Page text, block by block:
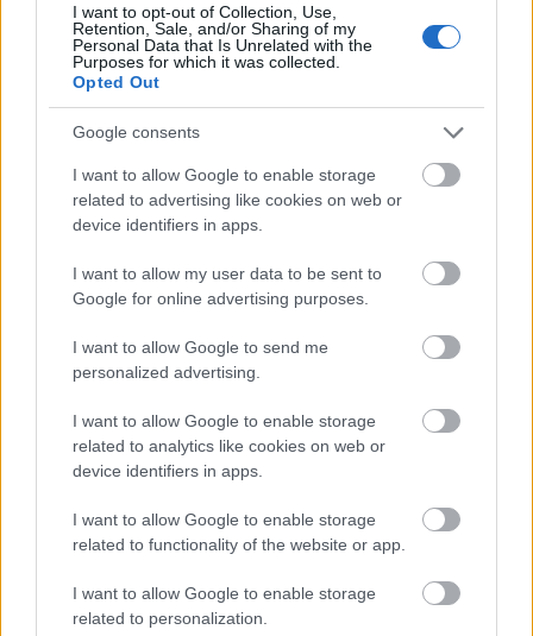
I want to opt-out of Collection, Use,
Retention, Sale, and/or Sharing of my
Personal Data that Is Unrelated with the
Purposes for which it was collected.
Opted Out
Google consents
I want to allow Google to enable storage
related to advertising like cookies on web or
device identifiers in apps.
I want to allow my user data to be sent to
Google for online advertising purposes.
I want to allow Google to send me
personalized advertising.
I want to allow Google to enable storage
related to analytics like cookies on web or
device identifiers in apps.
I want to allow Google to enable storage
related to functionality of the website or app.
I want to allow Google to enable storage
related to personalization.
AZ EMBERSÉG ÜNNEPE
„NEM TÖBB EZER EMBERRE UTAZUNK, HANEM
EGY VÁLOGATOTT TÁRSASÁGRA”